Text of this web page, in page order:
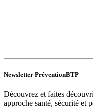
Newsletter PréventionBTP
Découvrez et faites
approche santé, sécurité et